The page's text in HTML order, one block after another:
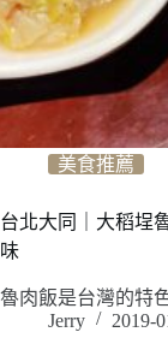
美食推薦
台北大同｜大稻埕
味
魯肉飯是台灣的特
Jerry
2019-